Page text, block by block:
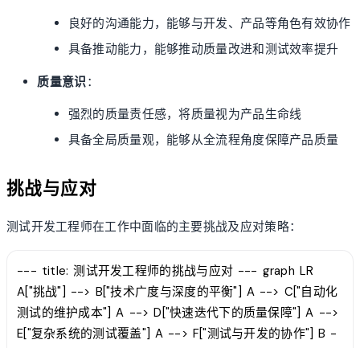
良好的沟通能力，能够与开发、产品等角色有效协作
具备推动能力，能够推动质量改进和测试效率提升
质量意识 ：
强烈的质量责任感，将质量视为产品生命线
具备全局质量观，能够从全流程角度保障产品质量
挑战与应对
测试开发工程师在工作中面临的主要挑战及应对策略：
--- title: 测试开发工程师的挑战与应对 --- graph LR
A["挑战"] --> B["技术广度与深度的平衡"] A --> C["自动化
测试的维护成本"] A --> D["快速迭代下的质量保障"] A -->
E["复杂系统的测试覆盖"] A --> F["测试与开发的协作"] B -